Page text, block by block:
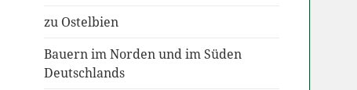
zu Ostelbien
Bauern im Norden und im Süden
Deutschlands